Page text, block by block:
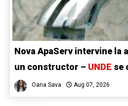
Nova ApaServ intervine la
un constructor – UNDE se
Oana Sava Aug 07, 2026